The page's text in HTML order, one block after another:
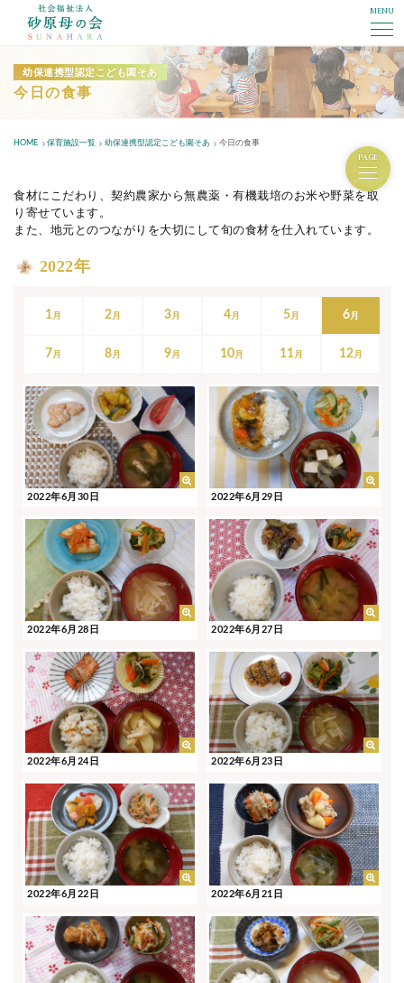
MENU
幼保連携型認定こども園そあ
今日の食事
HOME 保育施設一覧 幼保連携型認定こども園そあ 今日の食事
PAGE
食材にこだわり、契約農家から無農薬・有機栽培のお米や野菜を取
り寄せています。
また、地元とのつながりを大切にして旬の食材を仕入れています。
2022年
1 2 3 4 5 6
7 8 9 10 11 12
2022年6月30日 2022年6月29日
2022年6月28日 2022年6月27日
2022年6月24日 2022年6月23日
2022年6月22日 2022年6月21日